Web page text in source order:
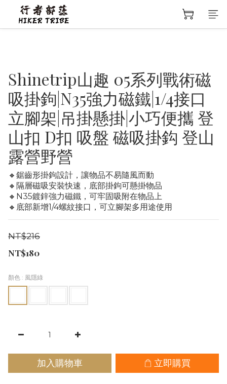
Shinetrip山趣 05系列戰術磁
吸掛鉤|N35強力磁鐵|1/4接口
立腳架|吊掛懸掛|小巧便攜 登
山扣 D扣 吸盤 磁吸掛鈎 登山
露營野營
🔸鋸齒形掛鉤設計，讓物品不易隨風而動
🔸隔層磁吸安裝快速，底部掛鉤可懸掛物品
🔸N35鍍鋅強力磁鐵，可牢固吸附在物品上
🔸底部新增1/4螺紋接口，可立腳架多用途使用
NT$216
NT$180
顏色 : 風隱綠
加入購物車 立即購買